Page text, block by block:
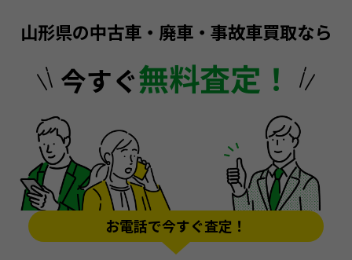
山形県の中古車・廃車・事故車買取なら
今すぐ無料査定！
お電話で今すぐ査定！